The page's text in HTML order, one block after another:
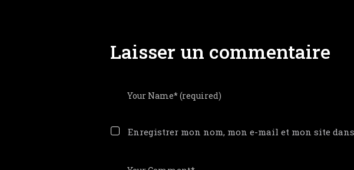
Laisser un commentaire
Enregistrer mon nom, mon e-mail et mon site